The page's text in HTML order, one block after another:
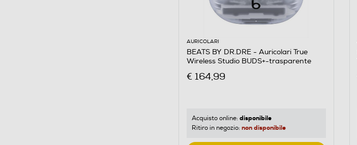
AURICOLARI
BEATS BY DR.DRE - Auricolari True
Wireless Studio BUDS+-trasparente
€ 164,99
Acquisto online: disponibile
Ritiro in negozio: non disponibile